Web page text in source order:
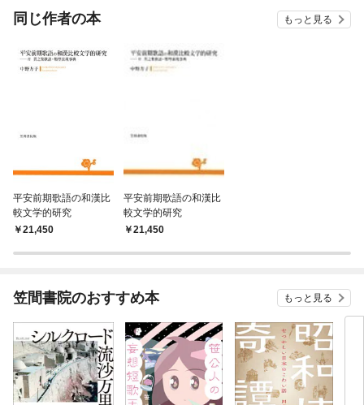
同じ作者の本 もっと見る
平安前期歌語の和漢比
較文学的研究
21,450
平安前期歌語の和漢比
較文学的研究
21,450
笠間書院のおすすめ本 もっと見る